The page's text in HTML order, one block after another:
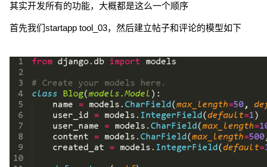
其实开发所有的功能，大概都是这么一个顺序
首先我们startapp tool_03，然后建立帖子和评论的模型如下